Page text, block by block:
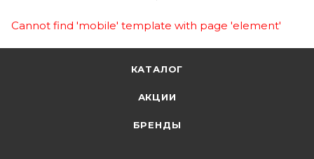
Cannot find 'mobile' template with page 'element'
КАТАЛОГ
АКЦИИ
БРЕНДЫ